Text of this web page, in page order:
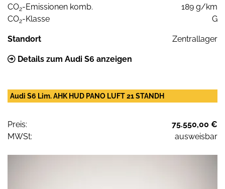
CO2-Emissionen komb.
189 g/km
CO2-Klasse G
Standort Zentrallager
Details zum Audi S6 anzeigen
Audi S6 Lim. AHK HUD PANO LUFT 21 STANDH
Preis:
75.550,00 €
MWSt:
ausweisbar